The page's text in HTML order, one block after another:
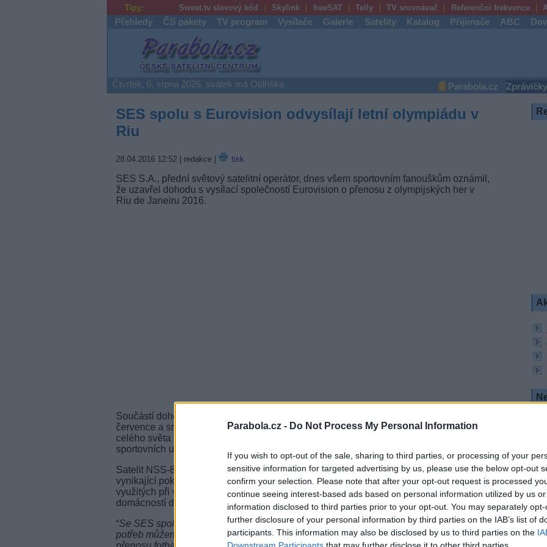
Parabola.cz - Do Not Process My Personal Information
If you wish to opt-out of the sale, sharing to third parties, or processing of your
sensitive information for targeted advertising by us, please use the below opt-out
confirm your selection. Please note that after your opt-out request is processed
continue seeing interest-based ads based on personal information utilized by us
information disclosed to third parties prior to your opt-out. You may separately
further disclosure of your personal information by third parties on the IAB’s list of
participants. This information may also be disclosed by us to third parties on the
Downstream Participants that may further disclose it to other third parties.
Tipy: Sweet.tv slevový kód Skylink freeSAT Telly TV srovnávač Referenční frekvence
Přehledy ČS pakety TV program Vysílače Galerie Satelity Katalog Přijímače ABC
Parabola.cz
Čtvrtek, 6. srpna 2026, svátek má Oldřiška Parabola.cz Zprávičky
SES spolu s Eurovision odvysílají letní olympiádu v
Riu
28.04.2016 12:52| redakce | tisk
SES S.A., přední světový satelitní operátor, dnes všem sportovním fanouškům oznámil,
že uzavřel dohodu s vysílací společností Eurovision o přenosu z olympijských her v
Riu de Janeiru 2016.
Součástí dohody je pronájem několika transpondérů na satelitu NSS-806 v průběhu
července a srpna 2016 společnosti Eurovision, který umožní satelitním operátorům z
celého světa intenzivní pokrytí olympiády v Riu a distribuci dalších významných
sportovních událostí.
Satelit NSS-806, který se nachází na prémiové orbitální pozici 47,5°W, poskytuje
vynikající pokrytí území Brazílie. Proto také představoval jeden z hlavních satelitů
využitých při vysílání sportovních přenosů ze Mistrovství světa ve fotbale 2014 do
domácností diváků v Severní a Latinské Americe, Evropě a Asii.
“Se SES spolupracujeme už několik let a vždy se při naplňování našich vysílacích
potřeb můžeme spolehnout na jejich odbornost a vysokou flexibilitu. Bezchybného